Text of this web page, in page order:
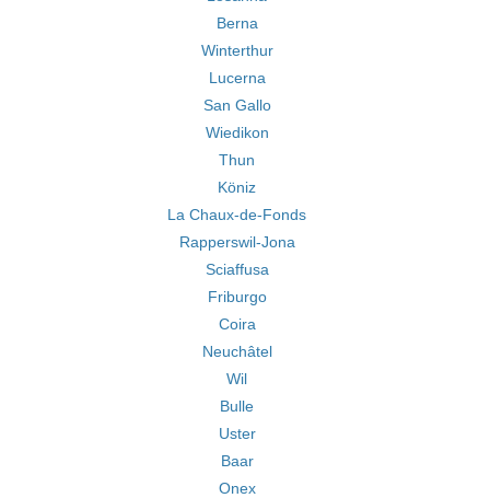
Berna
Winterthur
Lucerna
San Gallo
Wiedikon
Thun
Köniz
La Chaux-de-Fonds
Rapperswil-Jona
Sciaffusa
Friburgo
Coira
Neuchâtel
Wil
Bulle
Uster
Baar
Onex